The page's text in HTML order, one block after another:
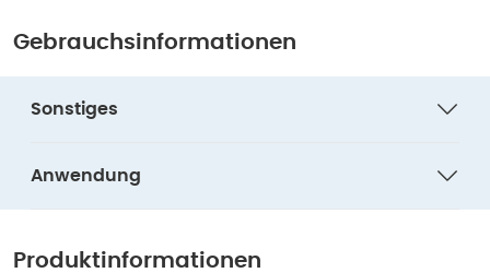
Gebrauchsinformationen
Sonstiges
Anwendung
Produktinformationen